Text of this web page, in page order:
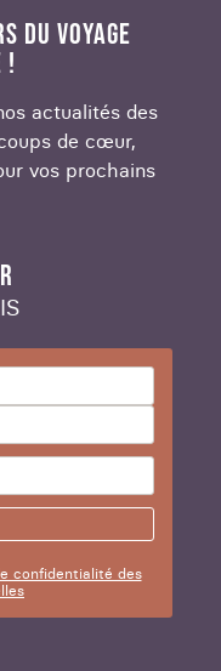
DU VOYAGE
!
actualités des
de cœur,
vos prochains
confidentialité des